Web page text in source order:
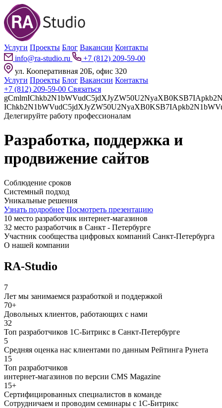
Услуги Проекты Блог Вакансии Контакты
info@ra-studio.ru
+7 (812) 209-59-00
ул. Кооперативная 20Б, офис 320
Услуги Проекты Блог Вакансии Контакты
+7 (812) 209-59-00 Связаться
Делегируйте работу профессионалам
Разработка, поддержка и
продвижение сайтов
Соблюдение сроков
Системный подход
Уникальные решения
Узнать подробнее Посмотреть презентацию
10 место разработчик интернет-магазинов
32 место разработчик в Санкт - Петербурге
Участник сообщества цифровых компаний Санкт-Петербурга
О нашей компании
RA-Studio
7
Лет мы занимаемся разработкой и поддержкой
70+
Довольных клиентов, работающих с нами
32
Топ разработчиков 1С-Битрикс в Санкт-Петербурге
5
Средняя оценка нас клиентами по данным Рейтинга Рунета
15
Топ разработчиков
интернет-магазинов по версии CMS Magazine
15+
Сертифицированных специалистов в команде
Сотрудничаем и проводим семинары с 1С-Битрикс